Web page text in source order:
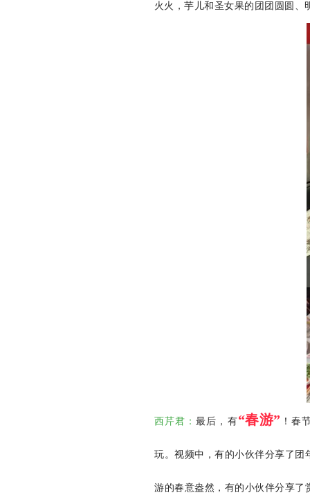
火火，芋儿和圣女果的团团圆圆
西芹君：最后，有“春游” ！春
玩。视频中，有的小伙伴分享了
游的春意盎然，有的小伙伴分享